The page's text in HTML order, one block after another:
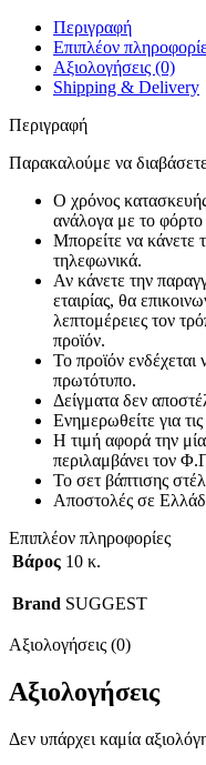
Περιγραφή
Επιπλέον
Αξιολογήσεις (0)
Shipping & Delivery
Περιγραφή
Παρακαλούμε να
Ο χρόνος
ανάλογα με το φόρτο
Μπορείτε να κάνετε
τηλεφωνικά.
Αν κάνετε την
εταιρίας, θα
λεπτομέρειες τον
προϊόν.
Το προϊόν ενδέχεται
πρωτότυπο.
Δείγματα δεν
Ενημερωθείτε για
Η τιμή αφορά την
περιλαμβάνει τον
Το σετ βάπτισης
Αποστολές σε
Επιπλέον πληροφορίες
Βάρος 10 κ.
Brand SUGGEST
Αξιολογήσεις (0)
Αξιολογήσεις
Δεν υπάρχει καμία